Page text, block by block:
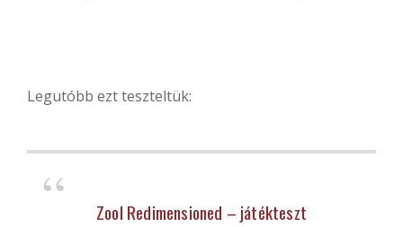
Legutóbb ezt teszteltük:
Zool Redimensioned – játékteszt